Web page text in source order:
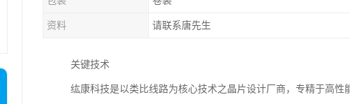
资料 请联系唐先生
关键技术
纮康科技是以类比线路为核心技术之晶片设计厂商，专精于高性